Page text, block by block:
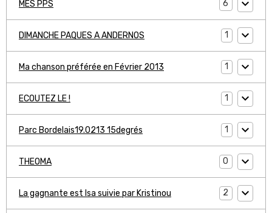
MES PPS 6
DIMANCHE PAQUES A ANDERNOS 1
Ma chanson préférée en Février 2013 1
ECOUTEZ LE ! 1
Parc Bordelais19.0213 15degrés 1
THEOMA 0
La gagnante est Isa suivie par Kristinou 2